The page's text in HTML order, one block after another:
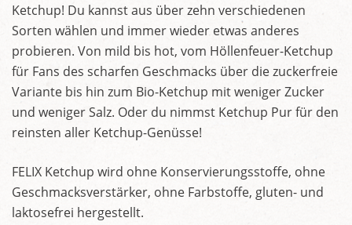
Ketchup! Du kannst aus über zehn verschiedenen
Sorten wählen und immer wieder etwas anderes
probieren. Von mild bis hot, vom Höllenfeuer-Ketchup
für Fans des scharfen Geschmacks über die zuckerfreie
Variante bis hin zum Bio-Ketchup mit weniger Zucker
und weniger Salz. Oder du nimmst Ketchup Pur für den
reinsten aller Ketchup-Genüsse!
FELIX Ketchup wird ohne Konservierungsstoffe, ohne
Geschmacksverstärker, ohne Farbstoffe, gluten- und
laktosefrei hergestellt.